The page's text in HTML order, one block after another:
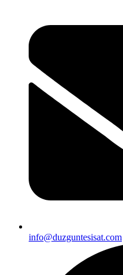
info@duzguntesisat.com